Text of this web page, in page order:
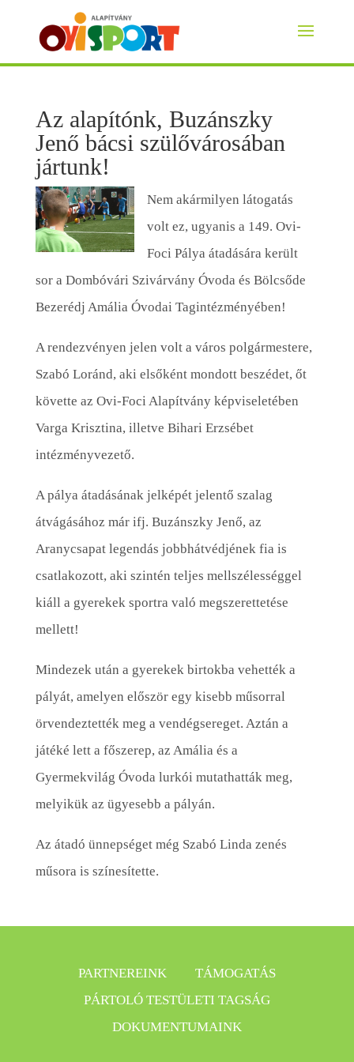
Az alapítónk, Buzánszky
Jenő bácsi szülővárosában
jártunk!
Nem akármilyen látogatás
volt ez, ugyanis a 149. Ovi-
Foci Pálya átadására került
sor a Dombóvári Szivárvány Óvoda és Bölcsőde
Bezerédj Amália Óvodai Tagintézményében!
A rendezvényen jelen volt a város polgármestere,
Szabó Loránd, aki elsőként mondott beszédet, őt
követte az Ovi-Foci Alapítvány képviseletében
Varga Krisztina, illetve Bihari Erzsébet
intézményvezető.
A pálya átadásának jelképét jelentő szalag
átvágásához már ifj. Buzánszky Jenő, az
Aranycsapat legendás jobbhátvédjének fia is
csatlakozott, aki szintén teljes mellszélességgel
kiáll a gyerekek sportra való megszerettetése
mellett!
Mindezek után a gyerekek birtokba vehették a
pályát, amelyen először egy kisebb műsorral
örvendeztették meg a vendégsereget. Aztán a
játéké lett a főszerep, az Amália és a
Gyermekvilág Óvoda lurkói mutathatták meg,
melyikük az ügyesebb a pályán.
Az átadó ünnepséget még Szabó Linda zenés
műsora is színesítette.
PARTNEREINK
TÁMOGATÁS
PÁRTOLÓ TESTÜLETI TAGSÁG
DOKUMENTUMAINK